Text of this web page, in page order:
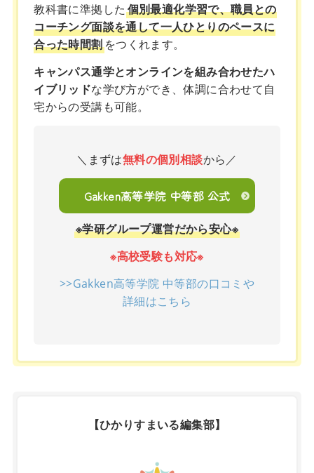
教科書に準拠した 個別最適化学習で、職員との
コーチング面談を通して一人ひとりのペースに
合った時間割をつくれます。
キャンパス通学とオンラインを組み合わせたハ
イブリッドな学び方ができ、体調に合わせて自
宅からの受講も可能。
＼まずは無料の個別相談から／
Gakken高等学院 中等部 公式
※学研グループ運営だから安心※
※高校受験も対応※
>>Gakken高等学院 中等部の口コミや
詳細はこちら
【ひかりすまいる編集部】